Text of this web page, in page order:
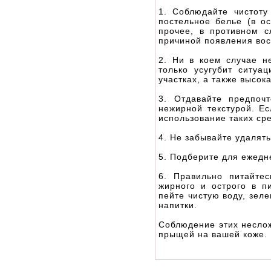
1. Соблюдайте
постельное белье (в
прочее, в противном
причиной появления
2. Ни в коем случае
только усугубит
участках, а также
3. Отдавайте
нежирной текстурой.
использование таких
4. Не забывайте
5. Подберите для
6. Правильно
жирного и острого в
пейте чистую воду,
напитки.
Соблюдение этих
прыщей на вашей коже.